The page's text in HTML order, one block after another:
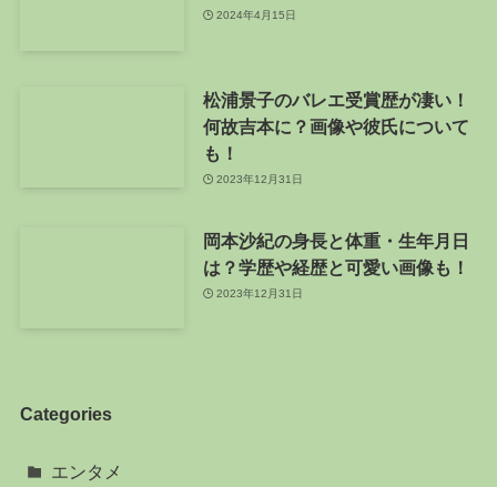
2024年4月15日
松浦景子のバレエ受賞歴が凄い！
何故吉本に？画像や彼氏について
も！
2023年12月31日
岡本沙紀の身長と体重・生年月日
は？学歴や経歴と可愛い画像も！
2023年12月31日
Categories
エンタメ